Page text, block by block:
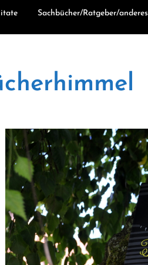
Sachbücher/Ratgeber/anderes